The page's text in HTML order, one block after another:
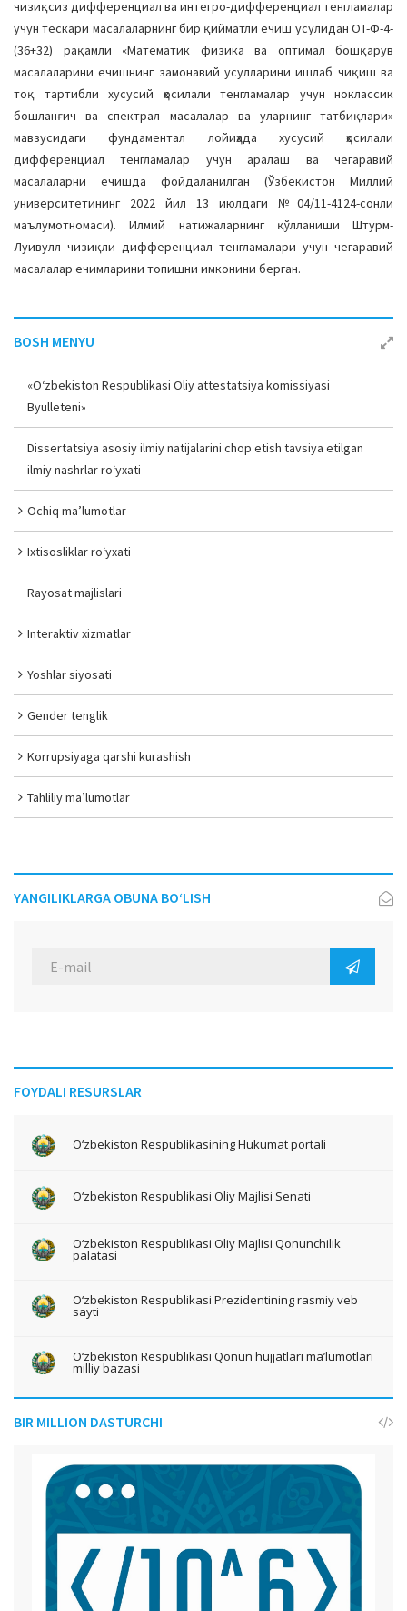
чизиқсиз дифференциал ва интегро-дифференциал тенгламалар
учун тескари масалаларнинг бир қийматли ечиш усулидан OT-Ф-4-
(36+32) рақамли «Математик физика ва оптимал бошқарув
масалаларини ечишнинг замонавий усулларини ишлаб чиқиш ва
тоқ тартибли хусусий ҳосилали тенгламалар учун ноклассик
бошланғич ва спектрал масалалар ва уларнинг татбиқлари»
мавзусидаги фундаментал лойиҳада хусусий ҳосилали
дифференциал тенгламалар учун аралаш ва чегаравий
масалаларни ечишда фойдаланилган (Ўзбекистон Миллий
университетининг 2022 йил 13 июлдаги №04/11-4124-сонли
маълумотномаси). Илмий натижаларнинг қўлланиши Штурм-
Луивулл чизиқли дифференциал тенгламалари учун чегаравий
масалалар ечимларини топишни имконини берган.
BOSH MENYU
«O‘zbekiston Respublikasi Oliy attestatsiya komissiyasi
Byulleteni»
Dissertatsiya asosiy ilmiy natijalarini chop etish tavsiya etilgan
ilmiy nashrlar ro‘yxati
Ochiq ma’lumotlar
Ixtisosliklar ro‘yxati
Rayosat majlislari
Interaktiv xizmatlar
Yoshlar siyosati
Gender tenglik
Korrupsiyaga qarshi kurashish
Tahliliy ma’lumotlar
YANGILIKLARGA OBUNA BO‘LISH
FOYDALI RESURSLAR
O‘zbekiston Respublikasining Hukumat portali
O‘zbekiston Respublikasi Oliy Majlisi Senati
O‘zbekiston Respublikasi Oliy Majlisi Qonunchilik
palatasi
O‘zbekiston Respublikasi Prezidentining rasmiy veb
sayti
O‘zbekiston Respublikasi Qonun hujjatlari ma’lumotlari
milliy bazasi
BIR MILLION DASTURCHI